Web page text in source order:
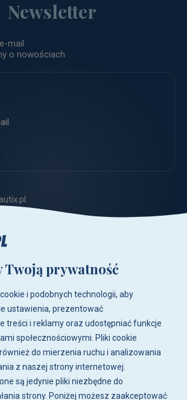
Newsletter
mail
o nowościach
216
23,
są czynne:
8:00 - 16:00.
Twoją prywatność
i podobnych technologii, aby
ustawienia, prezentować
treści i reklamy oraz udostępniać funkcje
społecznościowymi. Pliki cookie
do mierzenia ruchu i analizowania
z naszej strony internetowej.
są jedynie pliki niezbędne do
strony. Poniżej możesz zaakceptować